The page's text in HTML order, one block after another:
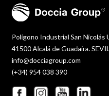
Polígono Industrial San Nicolás
41500 Alcalá de Guadaira.
info@docciagroup.com
(+34) 954 038 390